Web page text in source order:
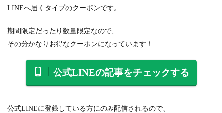
LINEへ届くタイプのクーポンです。
期間限定だったり数量限定なので、
その分かなりお得なクーポンになっています！
公式LINEの記事をチェックする
公式LINEに登録している方にのみ配信されるので、